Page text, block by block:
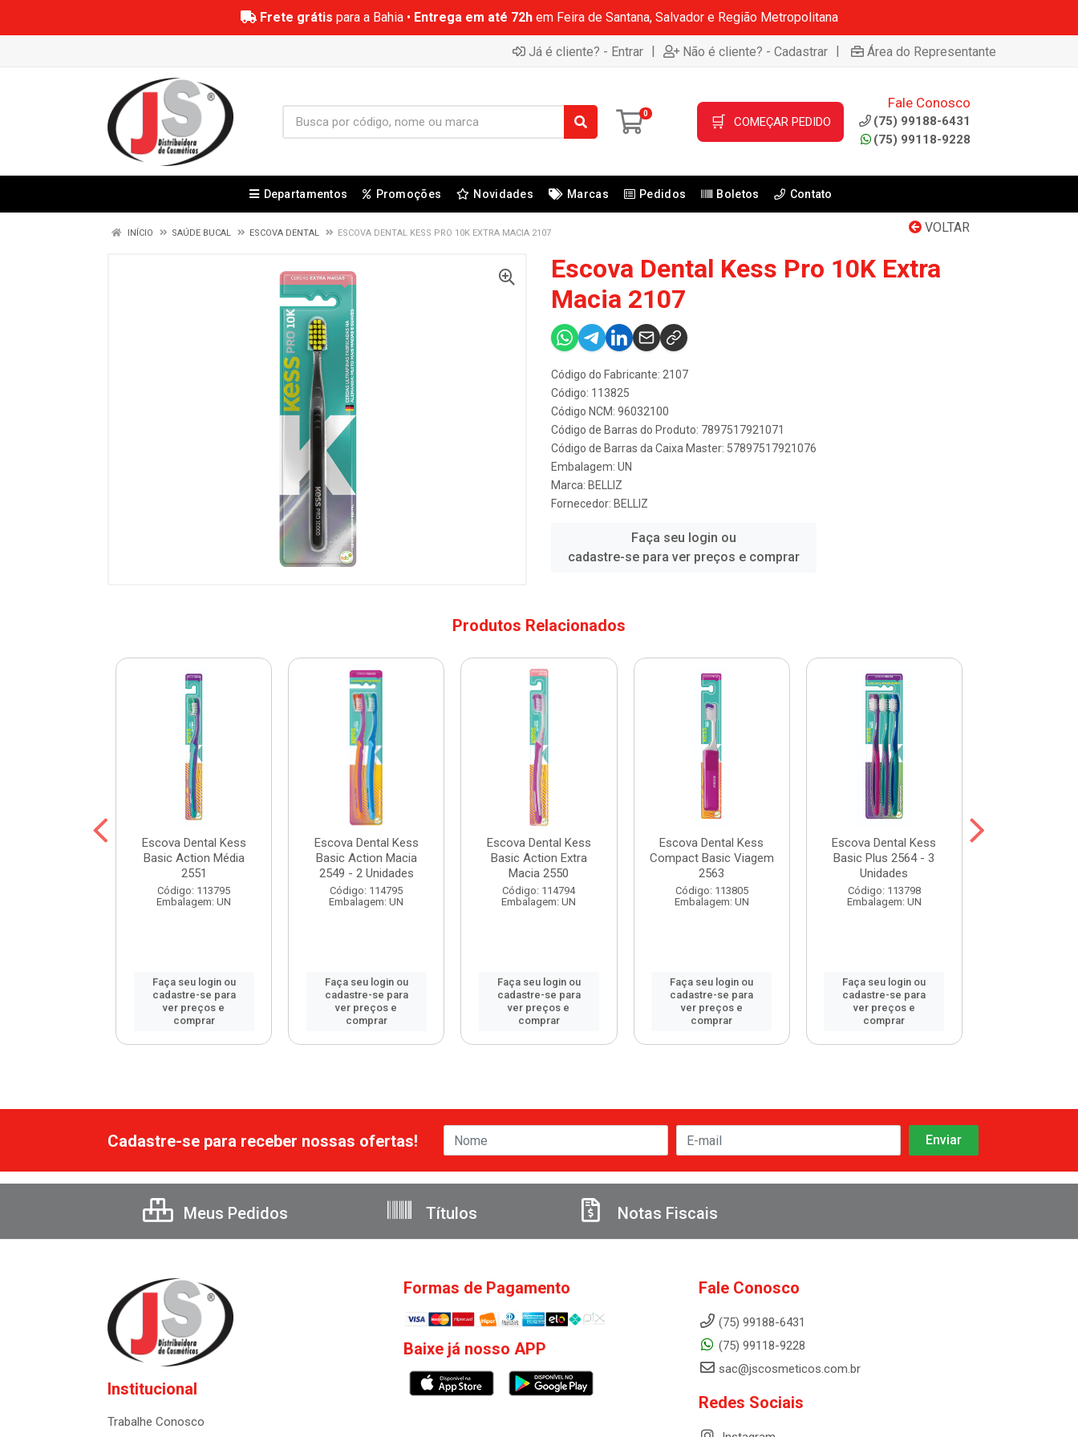
Frete grátis para a Bahia • Entrega em até 72hem Feira de Santana, Salvador e Região Metropolitana
Já é cliente? - Entrar | Não é cliente? - Cadastrar | Área do Representante
0 🛒 COMEÇAR PEDIDO
Fale Conosco
(75) 99188-6431
(75) 99118-9228
Departamentos Promoções Novidades Marcas Pedidos Boletos Contato
VOLTAR
INÍCIO SAÚDE BUCAL ESCOVA DENTAL ESCOVA DENTAL KESS PRO 10K EXTRA MACIA 2107
Escova Dental Kess Pro 10K Extra
Macia 2107
Código do Fabricante: 2107
Código: 113825
Código NCM: 96032100
Código de Barras do Produto: 7897517921071
Código de Barras da Caixa Master: 57897517921076
Embalagem: UN
Marca: BELLIZ
Fornecedor: BELLIZ
Faça seu login ou
cadastre-se para ver preços e comprar
Produtos Relacionados
Escova Dental Kess
Basic Action Média
2551
Código: 113795
Embalagem: UN
Faça seu login ou
cadastre-se para
ver preços e
comprar
Escova Dental Kess
Basic Action Macia
2549 - 2 Unidades
Código: 114795
Embalagem: UN
Faça seu login ou
cadastre-se para
ver preços e
comprar
Escova Dental Kess
Basic Action Extra
Macia 2550
Código: 114794
Embalagem: UN
Faça seu login ou
cadastre-se para
ver preços e
comprar
Escova Dental Kess
Compact Basic Viagem
2563
Código: 113805
Embalagem: UN
Faça seu login ou
cadastre-se para
ver preços e
comprar
Escova Dental Kess
Basic Plus 2564 - 3
Unidades
Código: 113798
Embalagem: UN
Faça seu login ou
cadastre-se para
ver preços e
comprar
Cadastre-se para receber nossas ofertas!
Meus Pedidos Títulos Notas Fiscais
Institucional
Trabalhe Conosco
Formas de Pagamento
Baixe já nosso APP
Fale Conosco
(75) 99188-6431
(75) 99118-9228
sac@jscosmeticos.com.br
Redes Sociais